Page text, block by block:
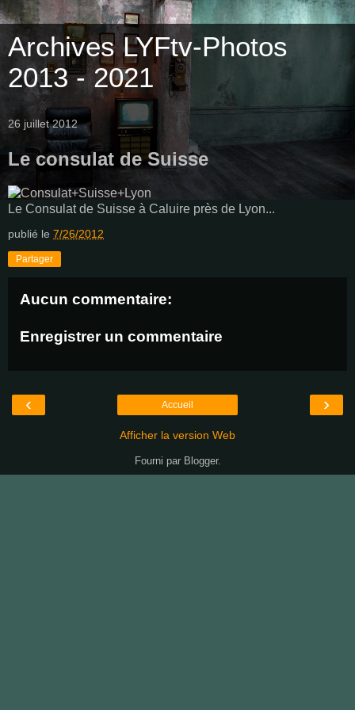
Archives LYFtv-Photos
2013 - 2021
26 juillet 2012
Le consulat de Suisse
Le Consulat de Suisse à Caluire près de Lyon...
publié le 7/26/2012
Partager
Aucun commentaire:
Enregistrer un commentaire
‹ ›
Accueil
Afficher la version Web
Fourni par Blogger.